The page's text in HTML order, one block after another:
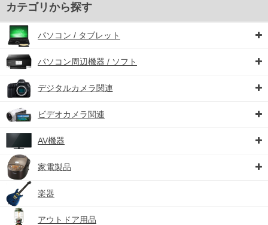
カテゴリから探す
パソコン / タブレット
パソコン周辺機器 / ソフト
デジタルカメラ関連
ビデオカメラ関連
AV機器
家電製品
楽器
アウトドア用品